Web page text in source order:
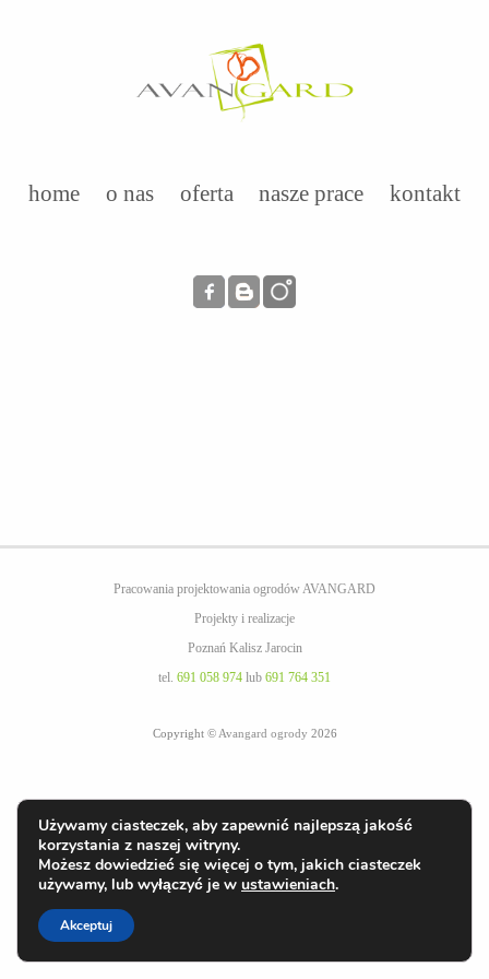
home o nas oferta nasze prace kontakt
Pracowania projektowania ogrodów AVANGARD
Projekty i realizacje
Poznań Kalisz Jarocin
tel. 691 058 974 lub 691 764 351
Copyright ©Avangard ogrody 2026
Używamy ciasteczek, aby zapewnić najlepszą jakość
korzystania z naszej witryny.
Możesz dowiedzieć się więcej o tym, jakich ciasteczek
używamy, lub wyłączyć je w ustawieniach.
Akceptuj